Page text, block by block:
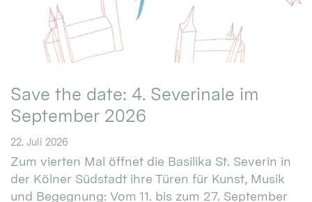
Save the date: 4. Severinale im
September 2026
22. Juli 2026
Zum vierten Mal öffnet die Basilika St. Severin in
der Kölner Südstadt ihre Türen für Kunst, Musik
und Begegnung: Vom 11. bis zum 27. September